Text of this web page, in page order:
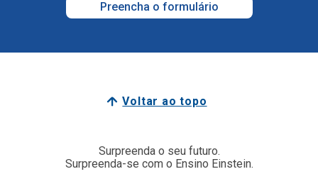
Preencha o formulário
Voltar ao topo
Surpreenda o seu futuro.
Surpreenda-se com o Ensino Einstein.